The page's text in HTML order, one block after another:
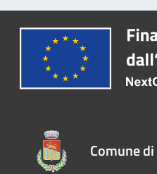
Comune